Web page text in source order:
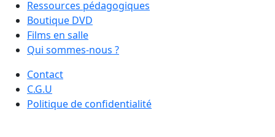
Ressources pédagogiques
Boutique DVD
Films en salle
Qui sommes-nous ?
Contact
C.G.U
Politique de confidentialité